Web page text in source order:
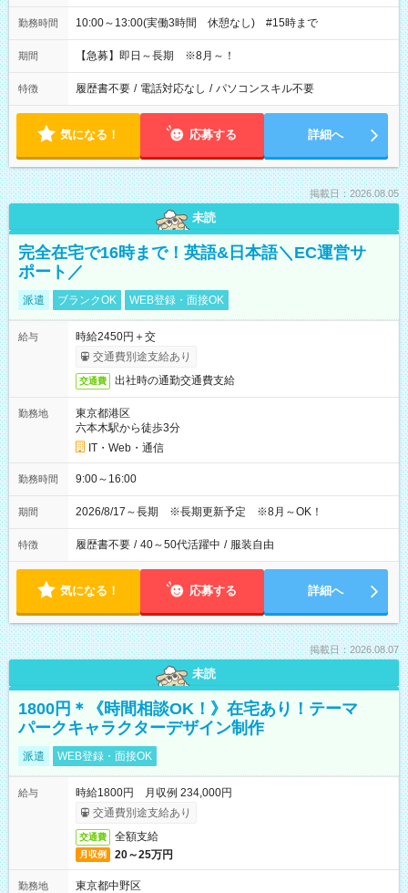
勤務時間 10:00～13:00(実働3時間 休憩なし) #15時まで
期間 【急募】即日～長期 ※8月～！
特徴 履歴書不要 / 電話対応なし / パソコンスキル不要
気になる！ 応募する 詳細へ
掲載日：2026.08.05
未読
完全在宅で16時まで！英語&日本語＼EC運営サ
ポート／
派遣 ブランクOK WEB登録・面接OK
給与
時給2450円＋交
交通費別途支給あり
交通費 出社時の通勤交通費支給
勤務地
東京都港区
六本木駅から徒歩3分
IT・Web・通信
勤務時間 9:00～16:00
期間 2026/8/17～長期 ※長期更新予定 ※8月～OK！
特徴 履歴書不要 / 40～50代活躍中 / 服装自由
気になる！ 応募する 詳細へ
掲載日：2026.08.07
未読
1800円＊《時間相談OK！》在宅あり！テーマ
パークキャラクターデザイン制作
派遣 WEB登録・面接OK
給与
時給1800円 月収例 234,000円
交通費別途支給あり
交通費 全額支給
月収例 20～25万円
勤務地
東京都中野区